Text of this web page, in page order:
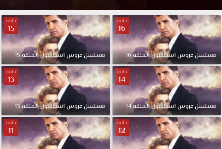
1
مترجمة
اونلاين
3sk
قصة
عشق
HD.
"فاروق"
و"ثريا"
في
الحب
في
أحد
بقاع
إسطنبول،
وتزوجا
حلقة
16
مسلسلعروس اسطنبولالحلقة16
حلقة
15
مسلسلعروس اسطنبولالحلقة15
حلقة
14
مسلسلعروس اسطنبولالحلقة14
حلقة
13
مسلسلعروس اسطنبولالحلقة13
حلقة
12
حلقة
11